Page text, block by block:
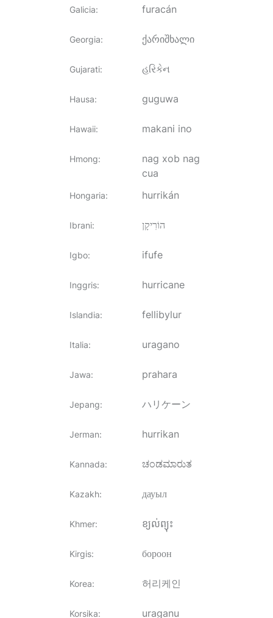
Galicia: furacán
Georgia: ქარიშხალი
Gujarati: હરિકેન
Hausa: guguwa
Hawaii: makani ino
Hmong:
nag xob nag
cua
Hongaria: hurrikán
Ibrani: הוֹרִיקָן
Igbo: ifufe
Inggris: hurricane
Islandia: fellibylur
Italia: uragano
Jawa: prahara
Jepang: ハリケーン
Jerman: hurrikan
Kannada: ಚಂಡಮಾರುತ
Kazakh: дауыл
Khmer: ខ្យល់ព្យុះ
Kirgis: бороон
Korea: 허리케인
Korsika: uraganu